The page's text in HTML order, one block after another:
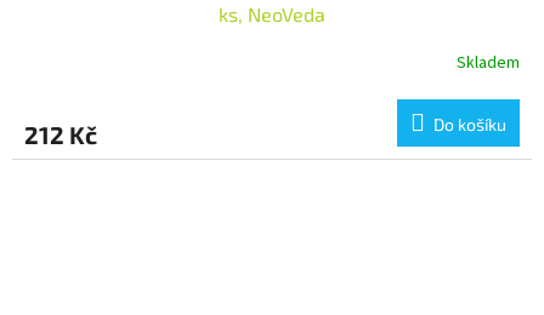
ks, NeoVeda
Skladem
212 Kč Do košíku